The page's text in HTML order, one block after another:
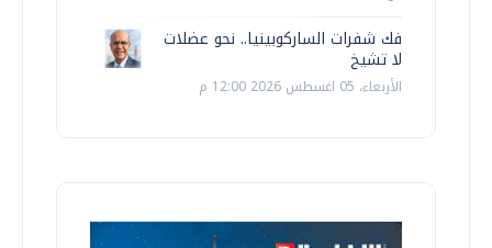
فك شفرات الساركوبينيا.. نحو عضلات
لا تشيخ
الأربعاء، 05 اغسطس 2026 12:00 م